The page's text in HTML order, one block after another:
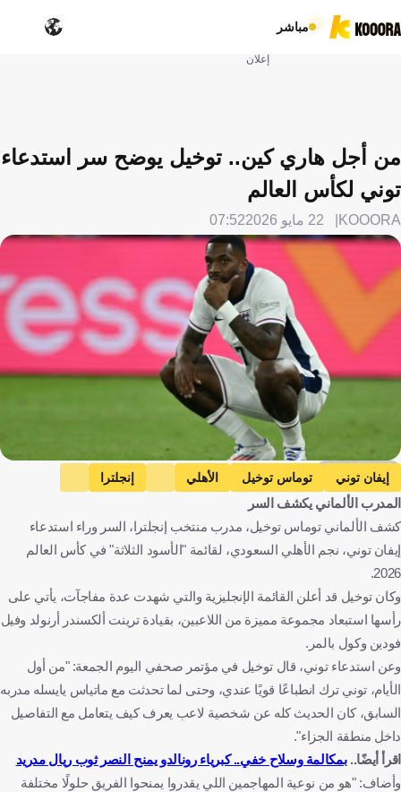
مباشر
إعلان
من أجل هاري كين.. توخيل يوضح سر استدعاء
توني لكأس العالم
KOOORA 22 مايو 2026 07:52
Getty Images
إيفان توني توماس توخيل الأهلي
إنجلترا
دوري روشن السعودي
كأس العالم
المملكة العربية السعودية
كرة قدم
المدرب الألماني يكشف السر
كشف الألماني توماس توخيل، مدرب منتخب إنجلترا، السر وراء استدعاء
إيفان توني، نجم الأهلي السعودي، لقائمة "الأسود الثلاثة" في كأس العالم
2026.
وكان توخيل قد أعلن القائمة الإنجليزية والتي شهدت عدة مفاجآت، يأتي على
رأسها استبعاد مجموعة مميزة من اللاعبين، بقيادة ترينت ألكسندر أرنولد وفيل
فودين وكول بالمر.
وعن استدعاء توني، قال توخيل في مؤتمر صحفي اليوم الجمعة: "من أول
الأيام، توني ترك انطباعًا قويًا عندي، وحتى لما تحدثت مع ماتياس يايسله مدربه
السابق، كان الحديث كله عن شخصية لاعب يعرف كيف يتعامل مع التفاصيل
داخل منطقة الجزاء".
اقرأ أيضًا..بمكالمة وسلاح خفي.. كبرياء رونالدو يمنح النصر ثوب ريال مدريد
وأضاف: "هو من نوعية المهاجمين اللي يقدروا يمنحوا الفريق حلولًا مختلفة